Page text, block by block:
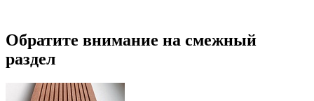
Обратите внимание на смежный
раздел